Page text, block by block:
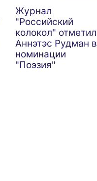
Журнал
"Российский
колокол" отметил
Аннэтэс Рудман в
номинации
"Поэзия"